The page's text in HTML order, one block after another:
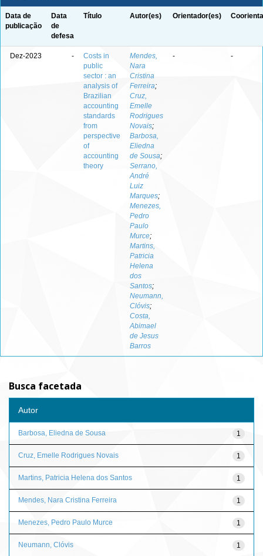
Data de
publicação
Data
de
defesa
Título Autor(es) Orientador(es)
Dez-2023 -
Costs in
public
sector : an
analysis of
Brazilian
accounting
standards
from
perspective
of
accounting
theory
Mendes,
Nara
Cristina
Ferreira;
Cruz,
Emelle
Rodrigues
Novais;
Barbosa,
Eliedna
de Sousa;
Serrano,
André
Luiz
Marques;
Menezes,
Pedro
Paulo
Murce;
Martins,
Patricia
Helena
dos
Santos;
Neumann,
Clóvis;
Costa,
Abimael
de Jesus
Barros
- -
Busca facetada
Autor
1
Barbosa, Eliedna de Sousa
1
Cruz, Emelle Rodrigues Novais
1
Martins, Patricia Helena dos Santos
1
Mendes, Nara Cristina Ferreira
1
Menezes, Pedro Paulo Murce
1
Neumann, Clóvis